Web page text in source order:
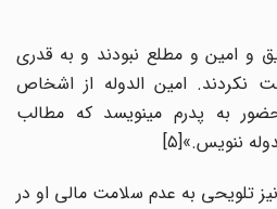
و مطلع نبودند و به قدری
امین­ الدوله از اشخاص
به پدرم می­نویسد که مطالب
ننویس.»[۵]
به عدم سلامت مالی او در